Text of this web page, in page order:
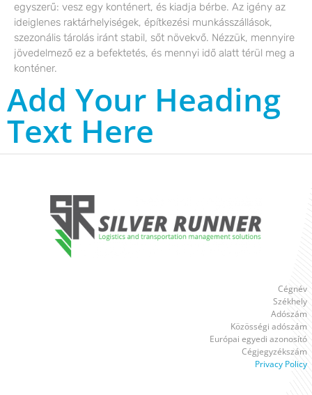
egyszerű: vesz egy konténert, és kiadja bérbe. Az igény az
ideiglenes raktárhelyiségek, építkezési munkásszállások,
szezonális tárolás iránt stabil, sőt növekvő. Nézzük, mennyire
jövedelmező ez a befektetés, és mennyi idő alatt térül meg a
konténer.
Add Your Heading
Text Here
Cégnév
Székhely
Adószám
Közösségi adószám
Európai egyedi azonosító
Cégjegyzékszám
Privacy Policy